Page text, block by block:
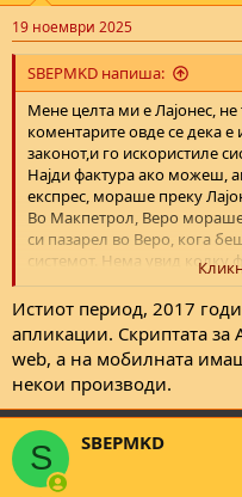
19 ноември 2025
SBEPMKD напиша:
Мене целта ми е Лајонес,
коментарите овде се дека
законот,и го искористиле
Најди фактура ако можеш,
експрес, мораше преку
Во Макпетрол, Веро
си пазарел во Веро, кога
системот. Нема увид колку
откажале од тие 5-10 % ,
заради доверба во Веро,
Истиот период, 2017
апликации. Скриптата за
web, а на мобилната
некои производи.
S SBEPMKD